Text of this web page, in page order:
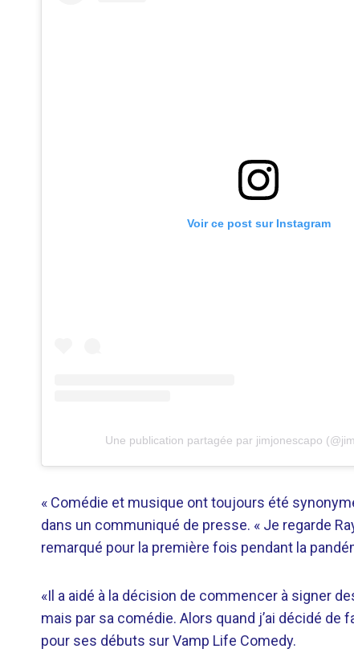
Voir ce post sur Instagram
Une publication partagée par jimjonescapo
« Comédie et musique ont toujours été
dans un communiqué de presse. « Je regarde
remarqué pour la première fois pendant la
«Il a aidé à la décision de commencer à signer
mais par sa comédie. Alors quand j’ai décidé de
pour ses débuts sur Vamp Life Comedy.